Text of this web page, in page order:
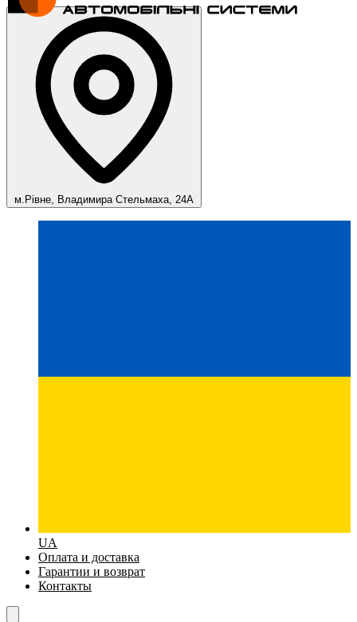
м.Рівне, Владимира Стельмаха, 24А
UA
Оплата и доставка
Гарантии и возврат
Контакты